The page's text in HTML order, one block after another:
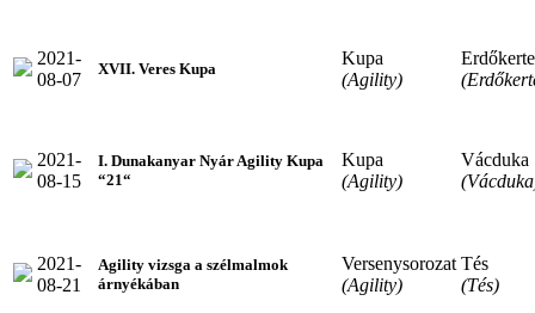
2021-
08-07
XVII. Veres Kupa
Kupa
(Agility)
2021-
08-15
I. Dunakanyar Nyár Agility Kupa
“21“
Kupa
(Agility)
Vácduka
2021-
08-21
Agility vizsga a szélmalmok
árnyékában
Versenysorozat
(Agility)
Tés
(Tés)